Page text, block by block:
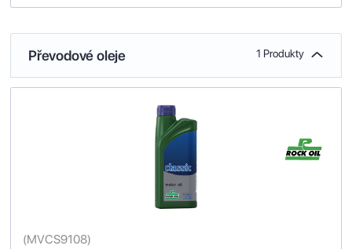
Převodové oleje 1 Produkty
(MVCS9108)